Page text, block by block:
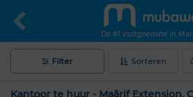
De #1 vastgoedsite in
Filter Sorteren
Kantoor te huur - Maârif Extension,